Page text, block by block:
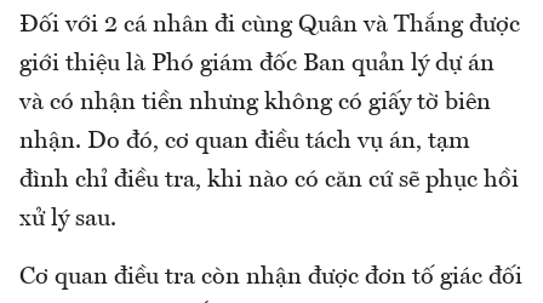
Đối với 2 cá nhân đi cùng Quân và Thắng được
giới thiệu là Phó giám đốc Ban quản lý dự án
và có nhận tiền nhưng không có giấy tờ biên
nhận. Do đó, cơ quan điều tách vụ án, tạm
đình chỉ điều tra, khi nào có căn cứ sẽ phục hồi
xử lý sau.
Cơ quan điều tra còn nhận được đơn tố giác đối